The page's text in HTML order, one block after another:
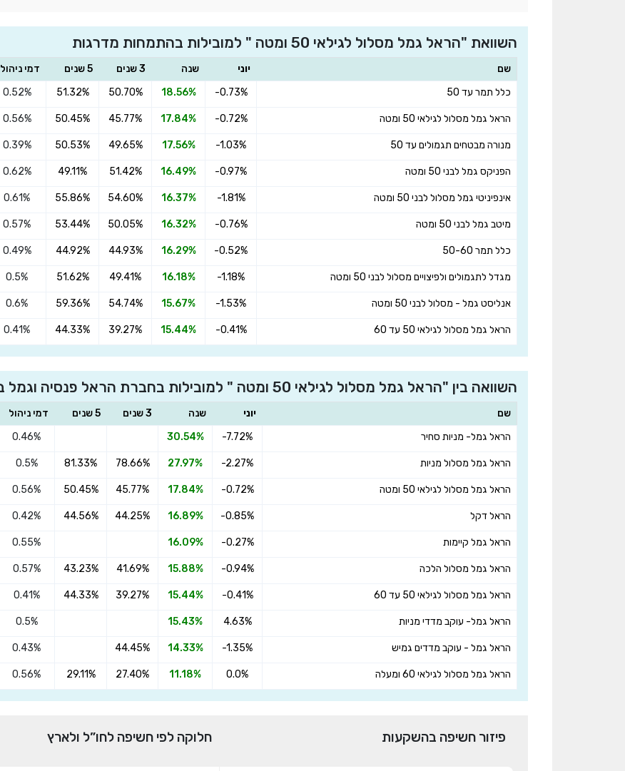
השוואת "הראל גמל מסלול לגילאי 50 ומטה " למובילות בהתמחות מדרגות
שם יוני שנה 3 שנים 5 שנים
דמי ניהול
כלל תמר עד 50
-0.73%
18.56%
50.70%
51.32%
0.52%
הראל גמל מסלול לגילאי 50 ומטה -0.72%
17.84%
45.77%
50.45%
0.56%
מנורה מבטחים תגמולים עד 50 -1.03%
17.56%
49.65%
50.53%
0.39%
הפניקס גמל לבני 50 ומטה -0.97%
16.49%
51.42%
49.11%
0.62%
אינפיניטי גמל מסלול לבני 50 ומטה -1.81%
16.37%
54.60%
55.86%
0.61%
מיטב גמל לבני 50 ומטה -0.76%
16.32%
50.05%
53.44%
0.57%
כלל תמר 50-60 -0.52%
16.29%
44.93%
44.92%
0.49%
מגדל לתגמולים ולפיצויים מסלול לבני 50 ומטה -1.18%
16.18%
49.41%
51.62%
0.5%
אנליסט גמל - מסלול לבני 50 ומטה -1.53%
15.67%
54.74%
59.36%
0.6%
הראל גמל מסלול לגילאי 50 עד 60 -0.41%
15.44%
39.27%
44.33%
0.41%
השוואה בין "הראל גמל מסלול לגילאי 50 ומטה " למובילות בחברת הראל פנסיה וגמל בע"מ
שם יוני שנה 3 שנים 5 שנים
דמי ניהול
הראל גמל- מניות סחיר
-7.72%
30.54%
0.46%
הראל גמל מסלול מניות -2.27%
27.97%
78.66%
81.33%
0.5%
הראל גמל מסלול לגילאי 50 ומטה -0.72%
17.84%
45.77%
50.45%
0.56%
הראל דקל -0.85%
16.89%
44.25%
44.56%
0.42%
הראל גמל קיימות -0.27%
16.09%
0.55%
הראל גמל מסלול הלכה -0.94%
15.88%
41.69%
43.23%
0.57%
הראל גמל מסלול לגילאי 50 עד 60 -0.41%
15.44%
39.27%
44.33%
0.41%
הראל גמל- עוקב מדדי מניות 4.63%
15.43%
0.5%
הראל גמל - עוקב מדדים גמיש -1.35%
14.33%
44.45%
0.43%
הראל גמל מסלול לגילאי 60 ומעלה 0.0%
11.18%
27.40%
29.11%
0.56%
פיזור חשיפה בהשקעות חלוקה לפי חשיפה לחו”ל ולארץ
× הצטרפו הראל גמל מסלול לגילאי 50 ומטה
שדרגו למסלול המוביל בתשואה בליווי
אני מאשר שקראתי ומסכים לתנאי השימוש והפרטיות
הפרטים שמסרתי ישמשו לקבלת פניות, הצעות שיווקיות מאיתנו או
מצדדים שלישיים.